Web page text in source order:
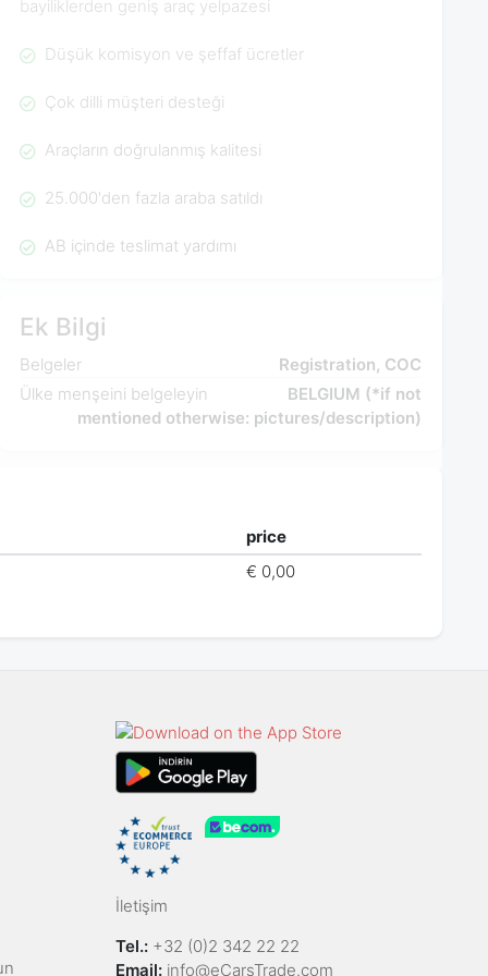
bayiliklerden geniş araç yelpazesi
Düşük komisyon ve şeffaf ücretler
Çok dilli müşteri desteği
Araçların doğrulanmış kalitesi
25.000'den fazla araba satıldı
AB içinde teslimat yardımı
Ek Bilgi
Belgeler
Registration, COC
Ülke menşeini belgeleyin
BELGIUM (*if not
mentioned otherwise: pictures/description)
price
€ 0,00
İletişim
Tel.: +32 (0)2 342 22 22
Email: info@eCarsTrade.com